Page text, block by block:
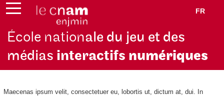
FR
École nationale du jeu et des
médias interactifs numériques
Maecenas ipsum velit, consectetuer eu, lobortis ut, dictum at, dui. In